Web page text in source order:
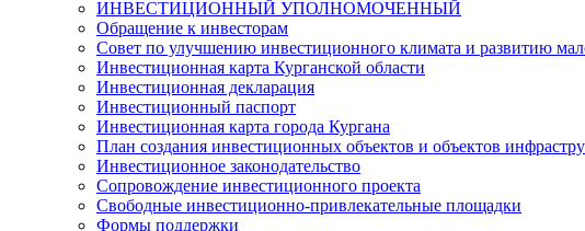
ИНВЕСТИЦИОННЫЙ УПОЛНОМОЧЕННЫЙ
Обращение к инвесторам
Совет по улучшению инвестиционного климата и развитию
Инвестиционная карта Курганской области
Инвестиционная декларация
Инвестиционный паспорт
Инвестиционная карта города Кургана
План создания инвестиционных объектов и объектов
Инвестиционное законодательство
Сопровождение инвестиционного проекта
Свободные инвестиционно-привлекательные площадки
Формы поддержки